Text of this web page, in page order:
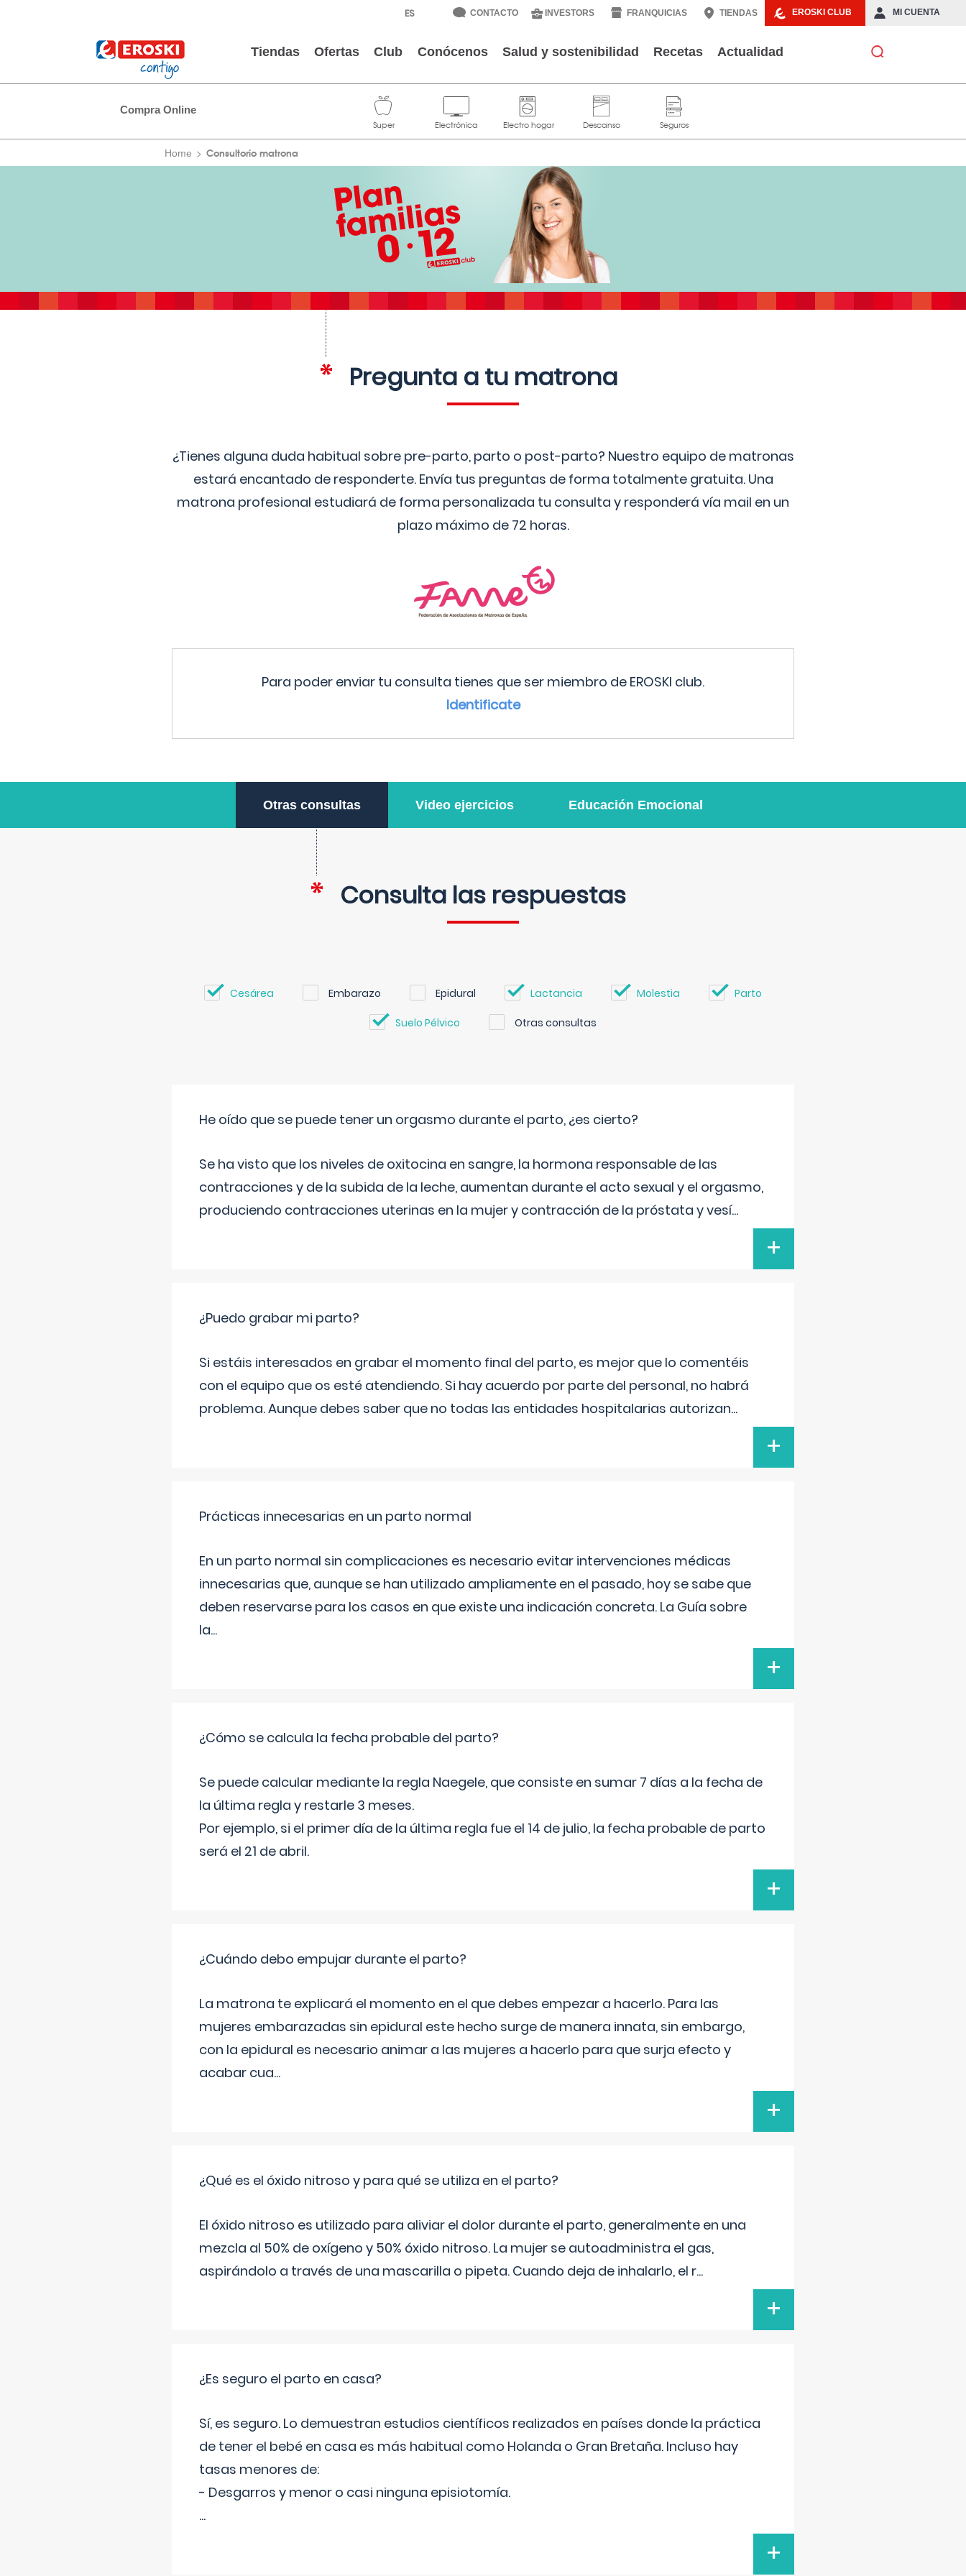
EROSKI CLUB MI CUENTA
CONTACTO INVESTORS FRANQUICIAS TIENDAS
Tiendas Ofertas Club Conócenos Salud y sostenibilidad Recetas Actualidad
Compra Online
Home Consultorio matrona
Pregunta a tu matrona
¿Tienes alguna duda habitual sobre pre-parto, parto o post-parto? Nuestro equipo de matronas
estará encantado de responderte. Envía tus preguntas de forma totalmente gratuita. Una
matrona profesional estudiará de forma personalizada tu consulta y responderá vía mail en un
plazo máximo de 72 horas.
Para poder enviar tu consulta tienes que ser miembro de EROSKI club.
Identificate
Otras consultas Video ejercicios Educación Emocional
Consulta las respuestas
Cesárea Embarazo Epidural Lactancia Molestia Parto
Suelo Pélvico Otras consultas
He oído que se puede tener un orgasmo durante el parto, ¿es cierto?
Se ha visto que los niveles de oxitocina en sangre, la hormona responsable de las
contracciones y de la subida de la leche, aumentan durante el acto sexual y el orgasmo,
produciendo contracciones uterinas en la mujer y contracción de la próstata y vesí...
+
¿Puedo grabar mi parto?
Si estáis interesados en grabar el momento final del parto, es mejor que lo comentéis
con el equipo que os esté atendiendo. Si hay acuerdo por parte del personal, no habrá
problema. Aunque debes saber que no todas las entidades hospitalarias autorizan...
+
Prácticas innecesarias en un parto normal
En un parto normal sin complicaciones es necesario evitar intervenciones médicas
innecesarias que, aunque se han utilizado ampliamente en el pasado, hoy se sabe que
deben reservarse para los casos en que existe una indicación concreta. La Guía sobre
la...
+
¿Cómo se calcula la fecha probable del parto?
Se puede calcular mediante la regla Naegele, que consiste en sumar 7 días a la fecha de
la última regla y restarle 3 meses.
Por ejemplo, si el primer día de la última regla fue el 14 de julio, la fecha probable de parto
será el 21 de abril.
+
¿Cuándo debo empujar durante el parto?
La matrona te explicará el momento en el que debes empezar a hacerlo. Para las
mujeres embarazadas sin epidural este hecho surge de manera innata, sin embargo,
con la epidural es necesario animar a las mujeres a hacerlo para que surja efecto y
acabar cua...
+
¿Qué es el óxido nitroso y para qué se utiliza en el parto?
El óxido nitroso es utilizado para aliviar el dolor durante el parto, generalmente en una
mezcla al 50% de oxígeno y 50% óxido nitroso. La mujer se autoadministra el gas,
aspirándolo a través de una mascarilla o pipeta. Cuando deja de inhalarlo, el r...
+
¿Es seguro el parto en casa?
Sí, es seguro. Lo demuestran estudios científicos realizados en países donde la práctica
de tener el bebé en casa es más habitual como Holanda o Gran Bretaña. Incluso hay
tasas menores de:
- Desgarros y menor o casi ninguna episiotomía.
...
+